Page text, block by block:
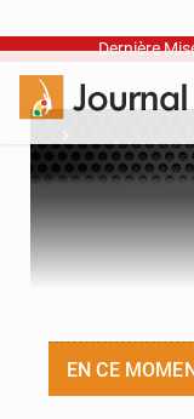
Dernière
›
EN CE